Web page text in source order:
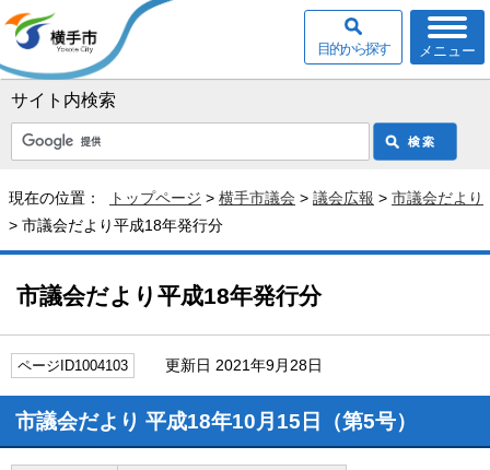
サイト内検索
メニュー
目的から探す
現在の位置： トップページ > 横手市議会 > 議会広報 > 市議会だより
> 市議会だより平成18年発行分
市議会だより平成18年発行分
ページID1004103 更新日 2021年9月28日
市議会だより 平成18年10月15日（第5号）